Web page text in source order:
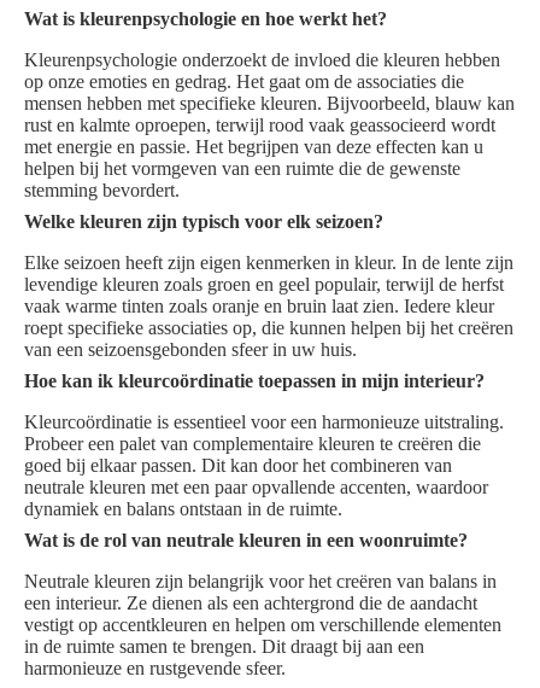
Wat is kleurenpsychologie en hoe werkt het?
Kleurenpsychologie onderzoekt de invloed die kleuren hebben
op onze emoties en gedrag. Het gaat om de associaties die
mensen hebben met specifieke kleuren. Bijvoorbeeld, blauw kan
rust en kalmte oproepen, terwijl rood vaak geassocieerd wordt
met energie en passie. Het begrijpen van deze effecten kan u
helpen bij het vormgeven van een ruimte die de gewenste
stemming bevordert.
Welke kleuren zijn typisch voor elk seizoen?
Elke seizoen heeft zijn eigen kenmerken in kleur. In de lente zijn
levendige kleuren zoals groen en geel populair, terwijl de herfst
vaak warme tinten zoals oranje en bruin laat zien. Iedere kleur
roept specifieke associaties op, die kunnen helpen bij het creëren
van een seizoensgebonden sfeer in uw huis.
Hoe kan ik kleurcoördinatie toepassen in mijn interieur?
Kleurcoördinatie is essentieel voor een harmonieuze uitstraling.
Probeer een palet van complementaire kleuren te creëren die
goed bij elkaar passen. Dit kan door het combineren van
neutrale kleuren met een paar opvallende accenten, waardoor
dynamiek en balans ontstaan in de ruimte.
Wat is de rol van neutrale kleuren in een woonruimte?
Neutrale kleuren zijn belangrijk voor het creëren van balans in
een interieur. Ze dienen als een achtergrond die de aandacht
vestigt op accentkleuren en helpen om verschillende elementen
in de ruimte samen te brengen. Dit draagt bij aan een
harmonieuze en rustgevende sfeer.